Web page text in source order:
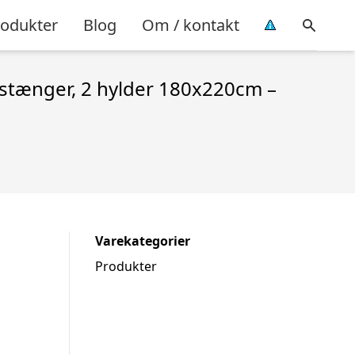
Blog Om / kontakt
2 hylder 180x220cm –
Varekategorier
Produkter